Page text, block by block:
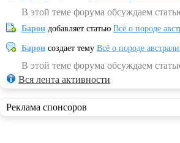
В этой теме форума обсуждаем
Барон добавляет статью Всё о породе
Барон создает тему Всё о породе
В этой теме форума обсуждаем
Вся лента активности
Реклама спонсоров